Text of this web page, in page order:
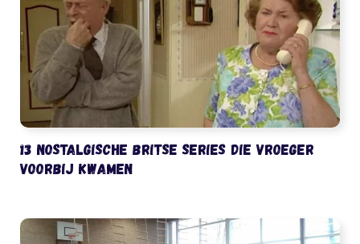
13 nostalgische Britse series die vroeger
voorbij kwamen